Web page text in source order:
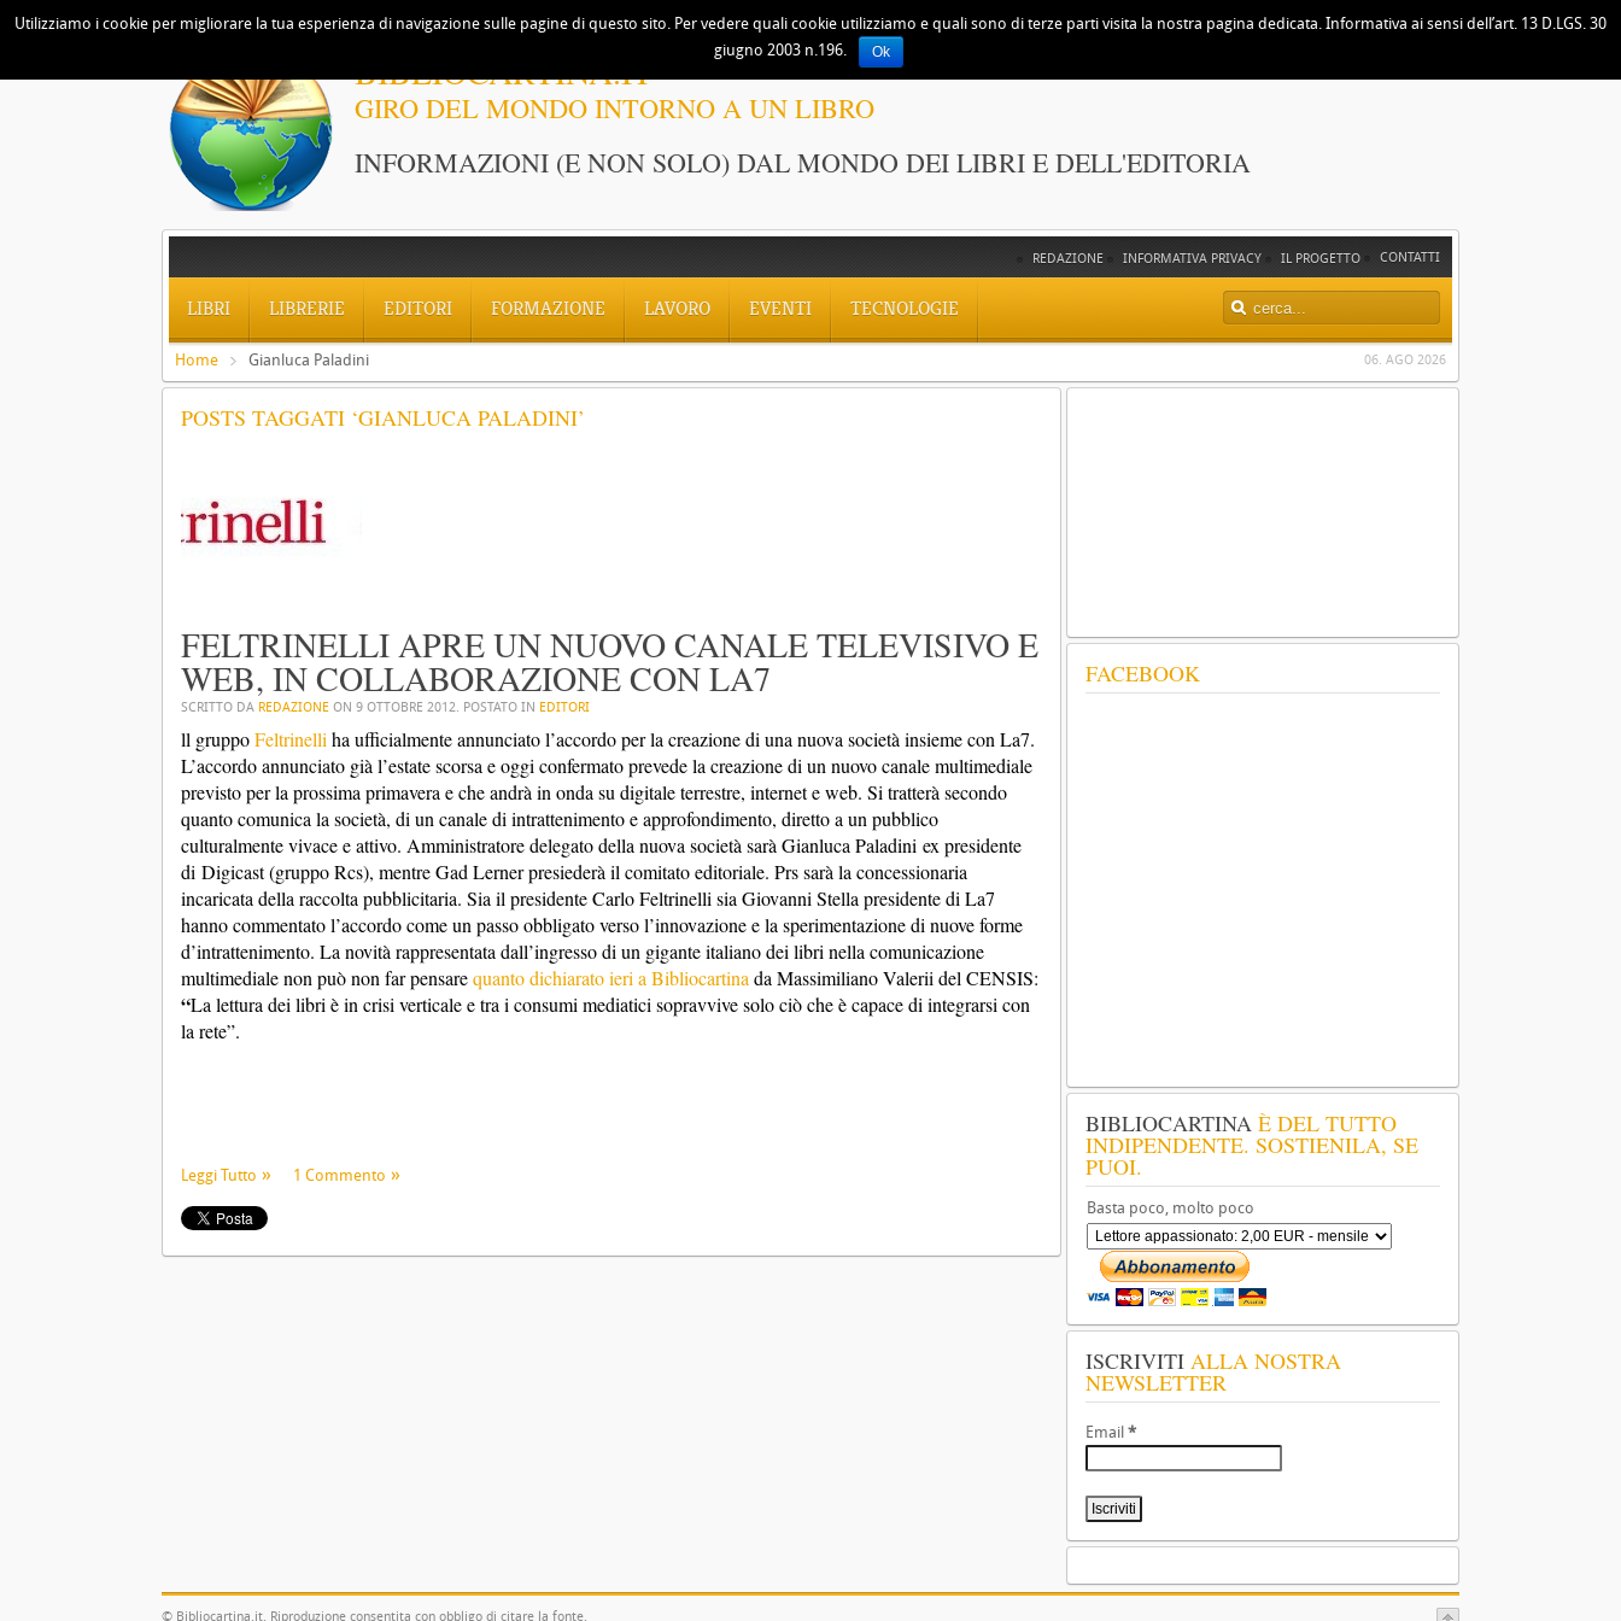
BIBLIOCARTINA.IT
GIRO DEL MONDO INTORNO A UN LIBRO
INFORMAZIONI (E NON SOLO) DAL MONDO DEI LIBRI E DELL'EDITORIA
CONTATTI
IL PROGETTO
INFORMATIVA PRIVACY
REDAZIONE
LIBRI LIBRERIE EDITORI FORMAZIONE LAVORO EVENTI TECNOLOGIE
06. AGO 2026
Home Gianluca Paladini
POSTS TAGGATI ‘GIANLUCA PALADINI’
FELTRINELLI APRE UN NUOVO CANALE TELEVISIVO E
WEB, IN COLLABORAZIONE CON LA7
SCRITTO DA REDAZIONE ON 9 OTTOBRE 2012. POSTATO IN EDITORI
ll gruppoFeltrinelli ha ufficialmente annunciato l’accordo per la creazione di una nuova società insieme con La7.
L’accordo annunciato già l’estate scorsa e oggi confermato prevede la creazione di un nuovo canale multimediale
previsto per la prossima primavera e che andrà in onda su digitale terrestre, internet e web. Si tratterà secondo
quanto comunica la società, di un canale di intrattenimento e approfondimento, diretto a un pubblico
culturalmente vivace e attivo. Amministratore delegato della nuova società sarà Gianluca Paladini ex presidente
di Digicast (gruppo Rcs), mentre Gad Lerner presiederà il comitato editoriale. Prs sarà la concessionaria
incaricata della raccolta pubblicitaria. Sia il presidente Carlo Feltrinelli sia Giovanni Stella presidente di La7
hanno commentato l’accordo come un passo obbligato verso l’innovazione e la sperimentazione di nuove forme
d’intrattenimento. La novità rappresentata dall’ingresso di un gigante italiano dei libri nella comunicazione
multimediale non può non far pensarequanto dichiarato ieri a Bibliocartina da Massimiliano Valerii del CENSIS:
“La lettura dei libri è in crisi verticale e tra i consumi mediatici sopravvive solo ciò che è capace di integrarsi con
la rete”.
Leggi Tutto 1 Commento
FACEBOOK
BIBLIOCARTINA È DEL TUTTO
INDIPENDENTE. SOSTIENILA, SE
PUOI.
Basta poco, molto poco
ISCRIVITI ALLA NOSTRA
NEWSLETTER
Email *
© Bibliocartina.it. Riproduzione consentita con obbligo di citare la fonte.
Utilizziamo i cookie per migliorare la tua esperienza di navigazione sulle pagine di questo sito. Per vedere quali cookie utilizziamo e quali sono di terze parti visita la nostra pagina dedicata. Informativa ai sensi dell’art. 13 D.LGS. 30
giugno 2003 n.196.
Ok